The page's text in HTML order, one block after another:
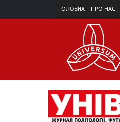
ГОЛОВНА ПРО НАС